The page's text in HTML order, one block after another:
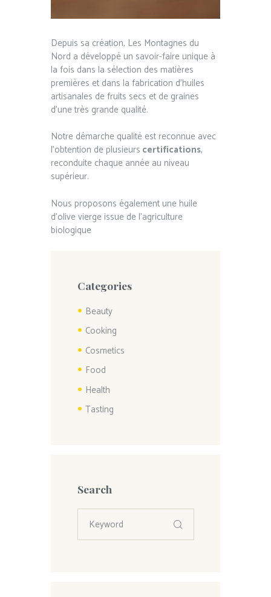
Depuis sa création, Les Montagnes du
Nord a développé un savoir-faire unique à
la fois dans la sélection des matières
premières et dans la fabrication d’huiles
artisanales de fruits secs et de graines
d’une très grande qualité.
Notre démarche qualité est reconnue avec
l’obtention de plusieurs certifications,
reconduite chaque année au niveau
supérieur.
Nous proposons également une huile
d’olive vierge issue de l’agriculture
biologique
Categories
Beauty
Cooking
Cosmetics
Food
Health
Tasting
Search